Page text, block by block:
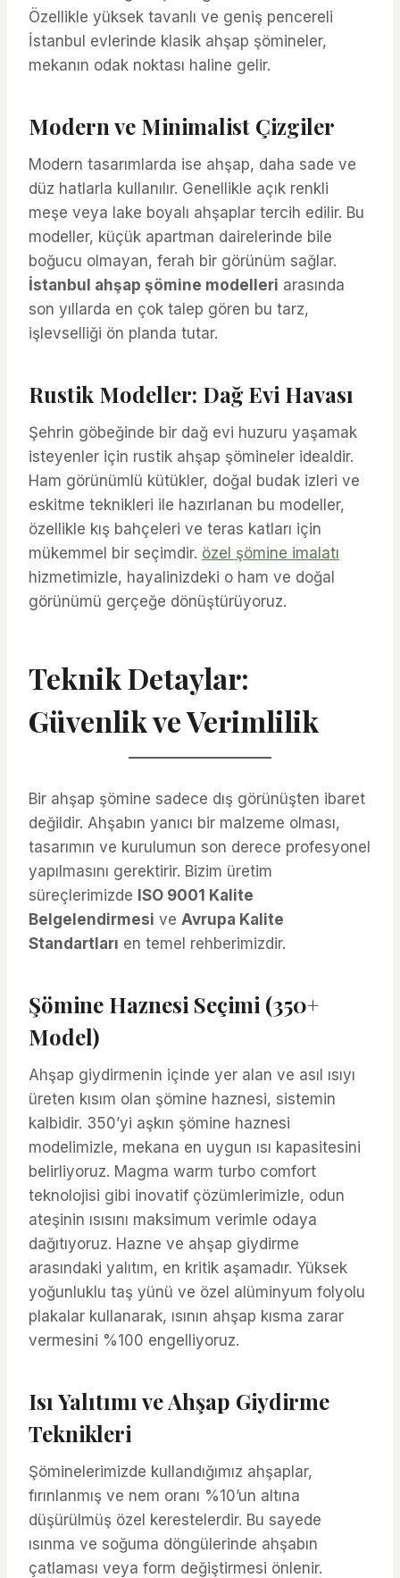
Özellikle yüksek tavanlı ve geniş pencereli
İstanbul evlerinde klasik ahşap şömineler,
mekanın odak noktası haline gelir.
Modern ve Minimalist Çizgiler
Modern tasarımlarda ise ahşap, daha sade ve
düz hatlarla kullanılır. Genellikle açık renkli
meşe veya lake boyalı ahşaplar tercih edilir. Bu
modeller, küçük apartman dairelerinde bile
boğucu olmayan, ferah bir görünüm sağlar.
İstanbul ahşap şömine modelleri arasında
son yıllarda en çok talep gören bu tarz,
işlevselliği ön planda tutar.
Rustik Modeller: Dağ Evi Havası
Şehrin göbeğinde bir dağ evi huzuru yaşamak
isteyenler için rustik ahşap şömineler idealdir.
Ham görünümlü kütükler, doğal budak izleri ve
eskitme teknikleri ile hazırlanan bu modeller,
özellikle kış bahçeleri ve teras katları için
mükemmel bir seçimdir. özel şömine imalatı
hizmetimizle, hayalinizdeki o ham ve doğal
görünümü gerçeğe dönüştürüyoruz.
Teknik Detaylar:
Güvenlik ve Verimlilik
Bir ahşap şömine sadece dış görünüşten ibaret
değildir. Ahşabın yanıcı bir malzeme olması,
tasarımın ve kurulumun son derece profesyonel
yapılmasını gerektirir. Bizim üretim
süreçlerimizde ISO 9001 Kalite
Belgelendirmesi ve Avrupa Kalite
Standartları en temel rehberimizdir.
Şömine Haznesi Seçimi (350+
Model)
Ahşap giydirmenin içinde yer alan ve asıl ısıyı
üreten kısım olan şömine haznesi, sistemin
kalbidir. 350’yi aşkın şömine haznesi
modelimizle, mekana en uygun ısı kapasitesini
belirliyoruz. Magma warm turbo comfort
teknolojisi gibi inovatif çözümlerimizle, odun
ateşinin ısısını maksimum verimle odaya
dağıtıyoruz. Hazne ve ahşap giydirme
arasındaki yalıtım, en kritik aşamadır. Yüksek
yoğunluklu taş yünü ve özel alüminyum folyolu
plakalar kullanarak, ısının ahşap kısma zarar
vermesini %100 engelliyoruz.
Isı Yalıtımı ve Ahşap Giydirme
Teknikleri
Şöminelerimizde kullandığımız ahşaplar,
fırınlanmış ve nem oranı %10’un altına
düşürülmüş özel kerestelerdir. Bu sayede
ısınma ve soğuma döngülerinde ahşabın
çatlaması veya form değiştirmesi önlenir.